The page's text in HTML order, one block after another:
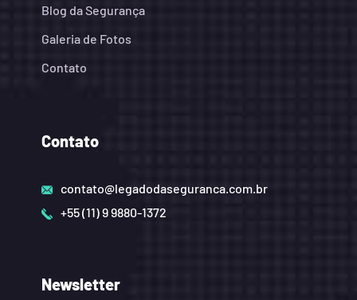
Blog da Segurança
Galeria de Fotos
Contato
Contato
contato@legadodaseguranca.com.br
+55 (11) 9 9880-1372
Newsletter